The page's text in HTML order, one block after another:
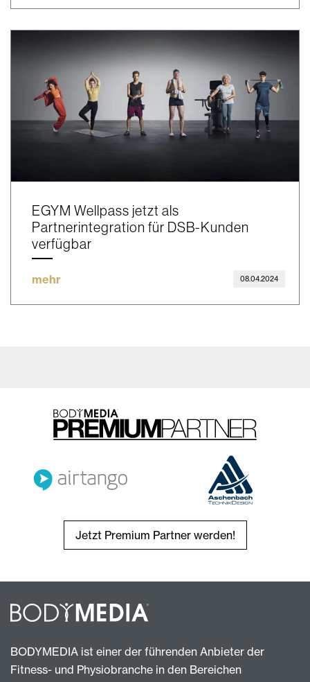
EGYM Wellpass jetzt als
Partnerintegration für DSB-Kunden
verfügbar
mehr 08.04.2024
Jetzt Premium Partner werden!
BODYMEDIA ist einer der führenden Anbieter der
Fitness- und Physiobranche in den Bereichen